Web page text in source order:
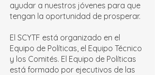
ayudar a nuestros jóvenes para que
tengan la oportunidad de prosperar.
El SCYTF está organizado en el
Equipo de Políticas, el Equipo Técnico
y los Comités. El Equipo de Políticas
está formado por ejecutivos de las